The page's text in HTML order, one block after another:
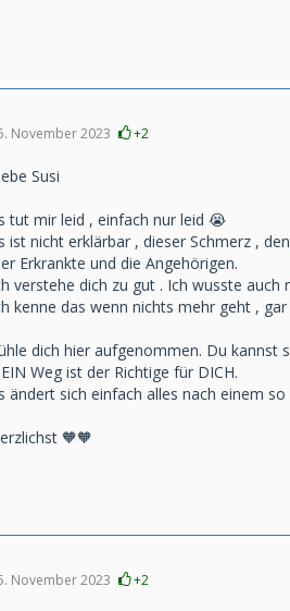
November 2023 +2
Susi
tut mir leid , einfach nur leid 😭
ist nicht erklärbar , dieser Schmerz ,
Erkrankte und die Angehörigen.
verstehe dich zu gut . Ich wusste auch
kenne das wenn nichts mehr geht ,
dich hier aufgenommen. Du kannst
Weg ist der Richtige für DICH.
ändert sich einfach alles nach einem
🧡🧡
November 2023 +2